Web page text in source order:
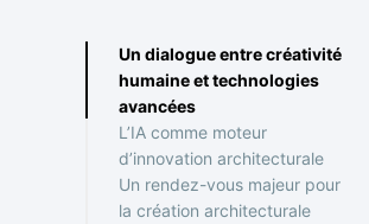
Un dialogue entre créativité
humaine et technologies
avancées
L’IA comme moteur
d’innovation architecturale
Vers de nouveaux
horizons pour la
Un rendez-vous majeur pour
la création architecturale